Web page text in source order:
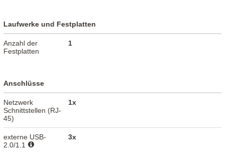
Laufwerke und Festplatten
Anzahl der
Festplatten
1
Anschlüsse
Netzwerk
Schnittstellen (RJ-
45)
1x
externe USB-
2.0/1.1
3x